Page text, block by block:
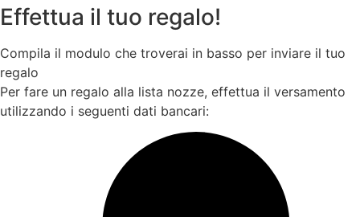
Effettua il tuo regalo!
Compila il modulo che troverai in basso per inviare il tuo
regalo
Per fare un regalo alla lista nozze, effettua il versamento
utilizzando i seguenti dati bancari: